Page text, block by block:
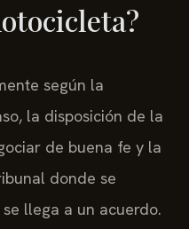
según la
la disposición de la
de buena fe y la
donde se
llega a un acuerdo.